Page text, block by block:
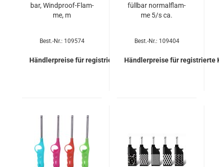
bar, Windproof-​​Flam­
me, m
Best.-Nr.: 109574
Händlerpreise für registrierte Kunden
füll­bar nor­mal­flam­
me 5/s ca.
Best.-Nr.: 109404
Händlerpreise für registrierte